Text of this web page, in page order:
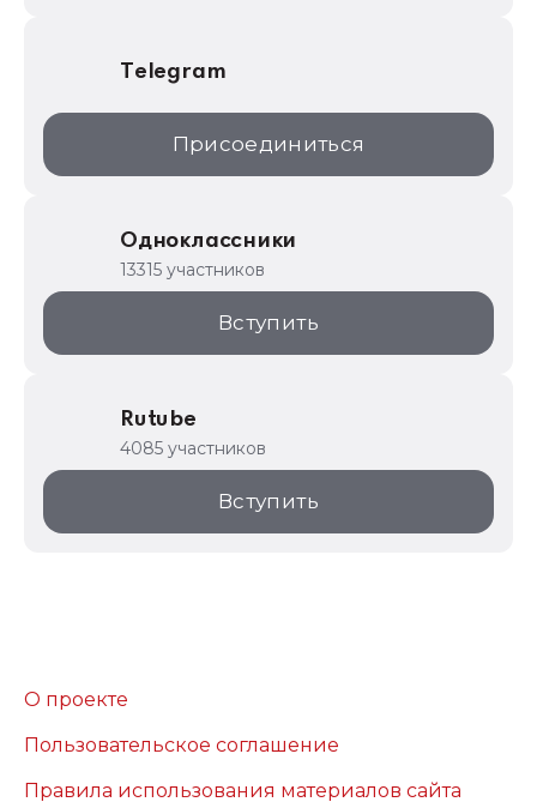
Telegram
Присоединиться
Одноклассники
13315 участников
Вступить
Rutube
4085 участников
Вступить
О проекте
Пользовательское соглашение
Правила использования материалов сайта